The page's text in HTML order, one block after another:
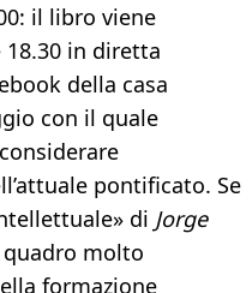
il libro viene
in diretta
della casa
con il quale
pontificato. Se
di Jorge
molto
formazione